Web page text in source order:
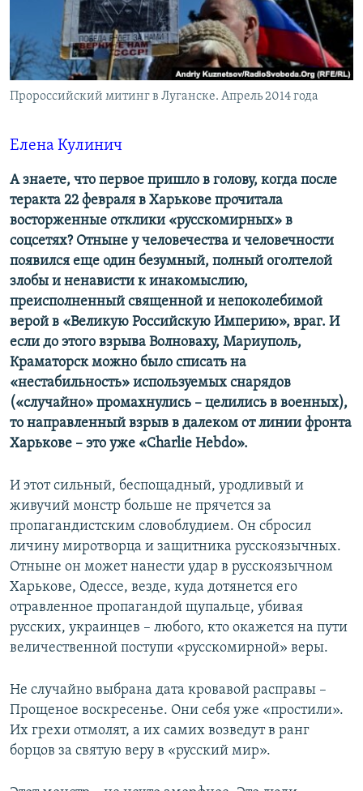
ПОБЕДИТЕЛЕЙ НЕ СУДЯТ?
КРЫМ.НЕПОКОРЕННЫЙ
ELIFBE
УКРАИНСКАЯ ПРОБЛЕМА КРЫМА
ПРИСОЕДИНЯЙТЕСЬ!
Пророссийский митинг в Луганске. Апрель 2014 года
Елена Кулинич
А знаете, что первое пришло в голову, когда после
теракта 22 февраля в Харькове прочитала
восторженные отклики «русскомирных» в
соцсетях? Отныне у человечества и человечности
появился еще один безумный, полный оголтелой
злобы и ненависти к инакомыслию,
преисполненный священной и непоколебимой
верой в «Великую Российскую Империю», враг. И
если до этого взрыва Волноваху, Мариуполь,
Краматорск можно было списать на
«нестабильность» используемых снарядов
(«случайно» промахнулись – целились в военных),
то направленный взрыв в далеком от линии фронта
Харькове – это уже «Charlie Hebdo».
И этот сильный, беспощадный, уродливый и
живучий монстр больше не прячется за
пропагандистским словоблудием. Он сбросил
личину миротворца и защитника русскоязычных.
Отныне он может нанести удар в русскоязычном
Харькове, Одессе, везде, куда дотянется его
отравленное пропагандой щупальце, убивая
русских, украинцев – любого, кто окажется на пути
величественной поступи «русскомирной» веры.
Не случайно выбрана дата кровавой расправы –
Прощеное воскресенье. Они себя уже «простили».
Их грехи отмолят, а их самих возведут в ранг
борцов за святую веру в «русский мир».